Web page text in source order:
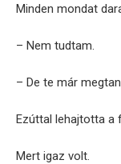
Minden mondat
– Nem tudtam.
– De te már
Ezúttal lehajtotta a
Mert igaz volt.